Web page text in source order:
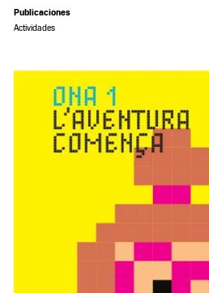
Publicaciones
Actividades